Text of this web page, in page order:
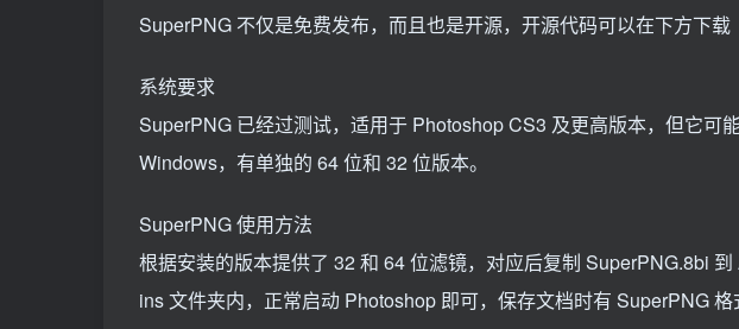
SuperPNG 不仅是免费发布，而且也是开源，开源代码可以在下方下载
系统要求
SuperPNG 已经过测试，适用于 Photoshop CS3 及更高版本，但它可
Windows，有单独的 64 位和 32 位版本。
SuperPNG 使用方法
根据安装的版本提供了 32 和 64 位滤镜，对应后复制 SuperPNG.8bi
ins 文件夹内，正常启动 Photoshop 即可，保存文档时有 SuperPNG 格